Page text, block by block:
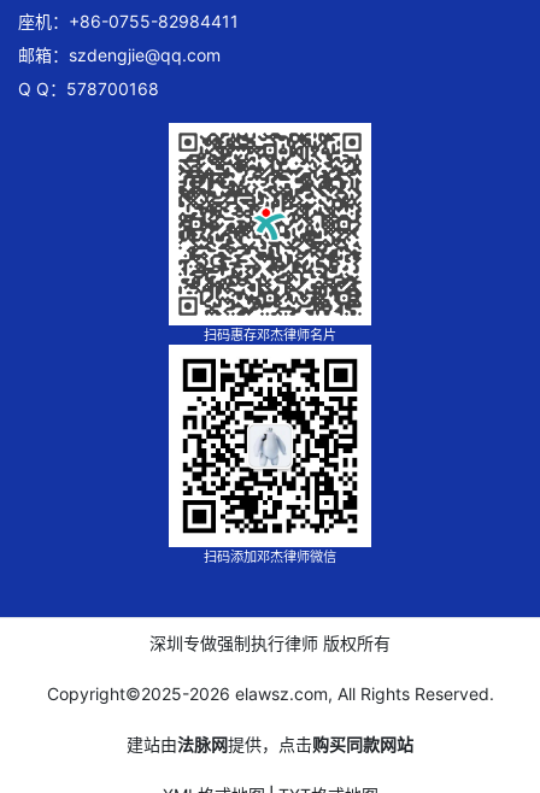
座机：+86-0755-82984411
邮箱： szdengjie@qq.com
Q Q：578700168
扫码惠存邓杰律师名片
扫码添加邓杰律师微信
深圳专做强制执行律师 版权所有
Copyright©2025-2026 elawsz.com, All Rights Reserved.
建站由法脉网提供，点击购买同款网站